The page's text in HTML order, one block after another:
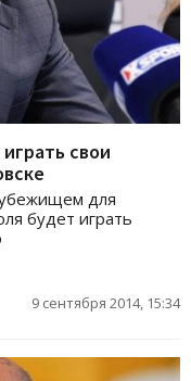
свои
для
будет играть
9 сентября 2014, 15:34